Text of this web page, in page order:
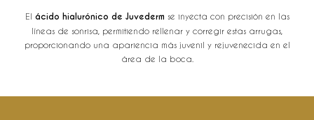
El ácido hialurónico de Juvederm se inyecta con precisión en las
líneas de sonrisa, permitiendo rellenar y corregir estas arrugas,
proporcionando una apariencia más juvenil y rejuvenecida en el
área de la boca.